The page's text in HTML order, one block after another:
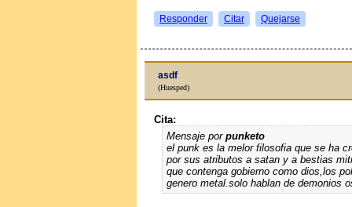
Responder Citar Quejarse
asdf
(Huesped)
Cita:
Mensaje por punketo
el punk es la melor filosofia que se ha
por sus atributos a satan y a bestias
que contenga gobierno como dios,los
genero metal.solo hablan de demonios